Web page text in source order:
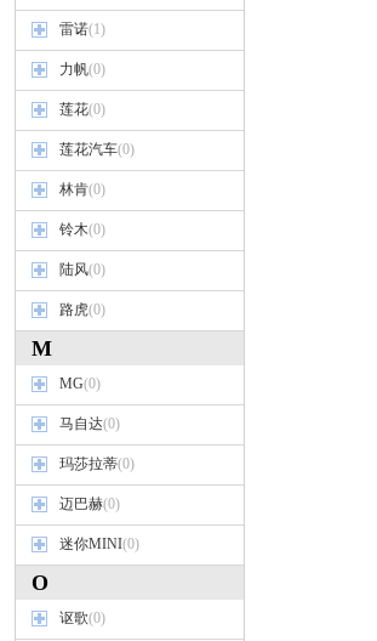
雷诺(1)
力帆(0)
莲花(0)
莲花汽车(0)
林肯(0)
铃木(0)
陆风(0)
路虎(0)
M
MG(0)
马自达(0)
玛莎拉蒂(0)
迈巴赫(0)
迷你MINI(0)
O
讴歌(0)